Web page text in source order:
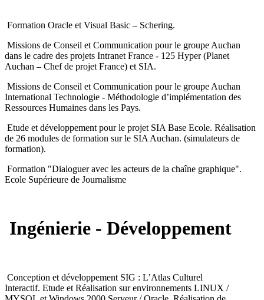
Formation Oracle et Visual Basic – Schering.
Missions de Conseil et Communication pour le groupe Auchan
dans le cadre des projets Intranet France - 125 Hyper (Planet
Auchan – Chef de projet France) et SIA.
Missions de Conseil et Communication pour le groupe Auchan
International Technologie - Méthodologie d’implémentation des
Ressources Humaines dans les Pays.
Etude et développement pour le projet SIA Base Ecole. Réalisation
de 26 modules de formation sur le SIA Auchan. (simulateurs de
formation).
Formation "Dialoguer avec les acteurs de la chaîne graphique".
Ecole Supérieure de Journalisme
Ingénierie - Développement
Conception et développement SIG : L’Atlas Culturel
Interactif. Etude et Réalisation sur environnements LINUX /